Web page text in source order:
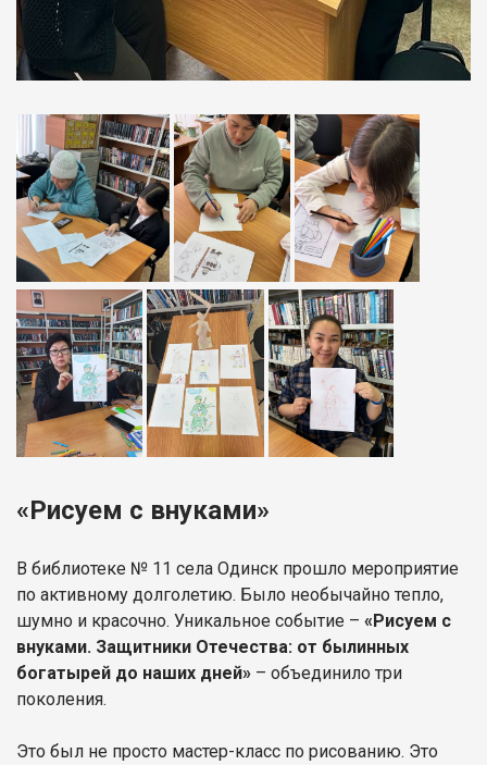
«Рисуем с внуками»
В библиотеке № 11 села Одинск прошло мероприятие
по активному долголетию. Было необычайно тепло,
шумно и красочно. Уникальное событие – «Рисуем с
внуками. Защитники Отечества: от былинных
богатырей до наших дней» – объединило три
поколения.
Это был не просто мастер-класс по рисованию. Это